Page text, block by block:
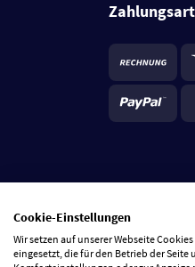
Cookie-Einstellungen
Wir setzen auf unserer Webseite
eingesetzt, die für den Betrieb der